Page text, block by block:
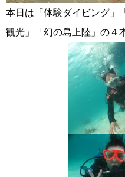
本日は「体験ダイビング」
観光」「幻の島上陸」の４